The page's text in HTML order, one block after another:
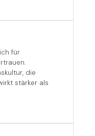
für
die
stärker als